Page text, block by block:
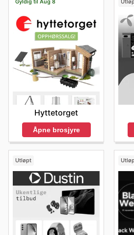
Gyldig til Aug 8
Hyttetorget
Åpne brosjyre
Utløpt